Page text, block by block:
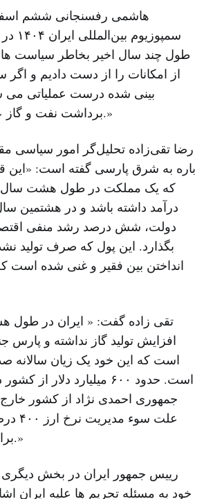
هاشمی رفسنجانی ششم
طول چند سال اخیر بخاطر سیاست
از امکانات را از دست دادیم و
بینی شده درست عملیاتی می
برداشت نفت و گاز عقب نمی ماندیم.»
رضا تقی‌زاده تحلیل‌گر امور سیاسی
باره به شرق پارسی گفته است: «این
درآمد داشته باشد و در هشتمین
دولت، شش درصد رشد منفی
بگذارد. این پول که صرف تولید
انداختن بین فقیر و غنی شده
تقی زاده گفت: « ایران در
افزایش تولید گاز نداشته و پارس
است که این خود یک زیان سالانه
است. حدود ۶۰۰ میلیارد دلار
جمهوری احمدی نژاد از کشور
علت
برابری داشته است.»
رییس جمهور ایران در بخش دیگری
خود به مسئله تحریم ها علیه ایران